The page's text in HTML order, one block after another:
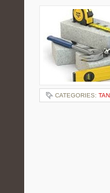
CATEGORIES: